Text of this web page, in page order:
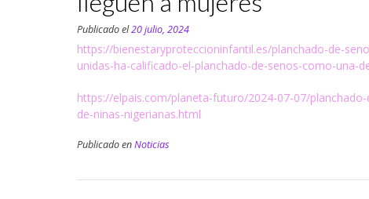
Publicado el20 julio, 2024
https://bienestaryproteccioninfantil.es/planchado-de-
unidas-ha-calificado-el-planchado-de-senos-como-
https://elpais.com/planeta-futuro/2024-07-07/
de-ninas-nigerianas.html
Publicado enNoticias